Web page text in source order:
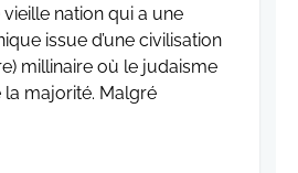
nation qui a une
issue d’une civilisation
millinaire où le judaisme
majorité. Malgré